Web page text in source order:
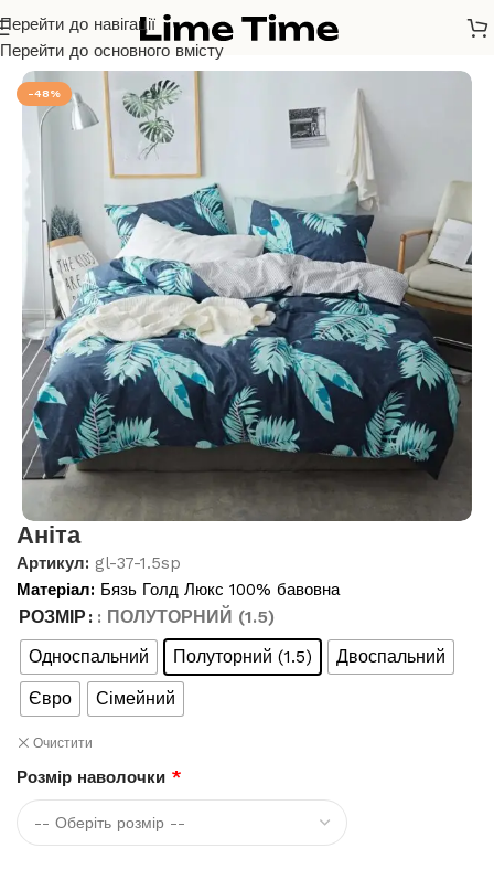
Перейти до навігації
Перейти до основного вмісту
Головна/Бязь Голд Люкс
-48%
Аніта
Артикул: gl-37-1.5sp
Матеріал: Бязь Голд Люкс 100% бавовна
РОЗМІР
: ПОЛУТОРНИЙ (1.5)
Односпальний
Полуторний (1.5)
Двоспальний
Євро
Сімейний
Очистити
Розмір наволочки *